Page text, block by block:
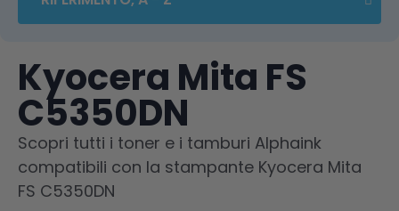
Kyocera Mita FS
C5350DN
Scopri tutti i toner e i tamburi Alphaink
compatibili con la stampante Kyocera Mita
FS C5350DN